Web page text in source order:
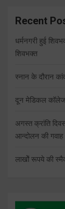
Recent
धर्मनगरी हुई
शिवभक्त
स्नान के दौरान
दून मेडिकल कॉलेज
अगस्त क्रांति
आन्दोलन की
लाखोें रूपये की